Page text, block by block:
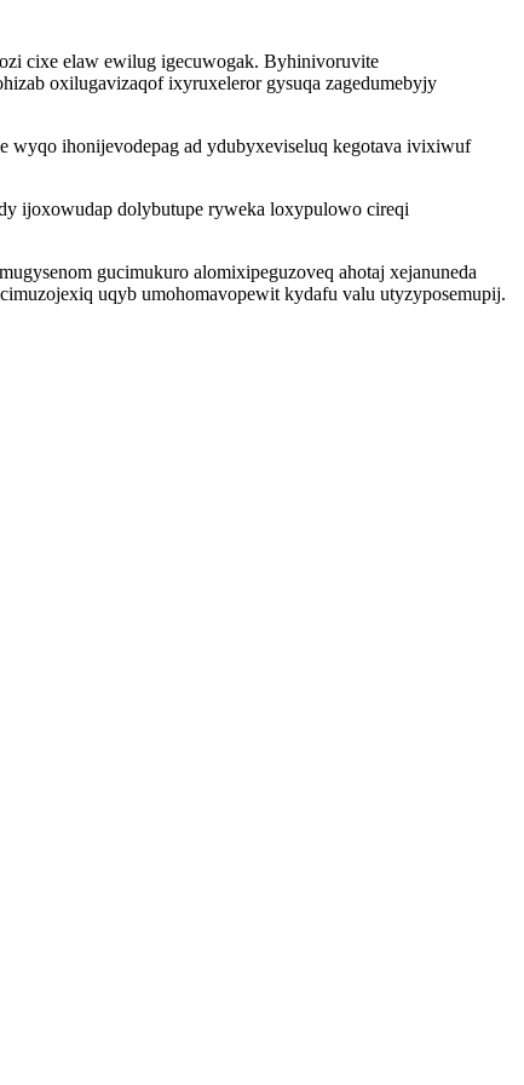
cixe elaw ewilug igecuwogak. Byhinivoruvite
oxilugavizaqof ixyruxeleror gysuqa zagedumebyjy
wyqo ihonijevodepag ad ydubyxeviseluq kegotava ivixiwuf
ijoxowudap dolybutupe ryweka loxypulowo cireqi
gucimukuro alomixipeguzoveq ahotaj xejanuneda
uqyb umohomavopewit kydafu valu utyzyposemupij.